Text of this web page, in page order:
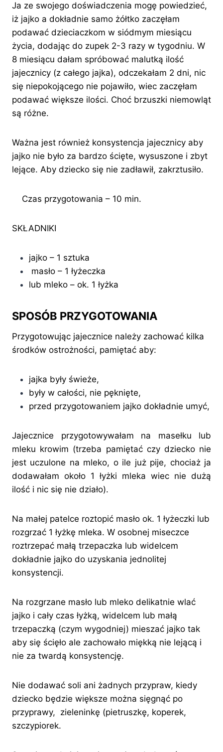
Ja ze swojego doświadczenia mogę powiedzieć,
iż jajko a dokładnie samo żółtko zaczęłam
podawać dzieciaczkom w siódmym miesiącu
życia, dodając do zupek 2-3 razy w tygodniu. W
8 miesiącu dałam spróbować malutką ilość
jajecznicy (z całego jajka), odczekałam 2 dni, nic
się niepokojącego nie pojawiło, wiec zaczęłam
podawać większe ilości. Choć brzuszki niemowląt
są różne.
Ważna jest również konsystencja jajecznicy aby
jajko nie było za bardzo ścięte, wysuszone i zbyt
lejące. Aby dziecko się nie zadławił, zakrztusiło.
Czas przygotowania – 10 min.
SKŁADNIKI
jajko – 1 sztuka
masło – 1 łyżeczka
lub mleko – ok. 1 łyżka
SPOSÓB PRZYGOTOWANIA
Przygotowując jajecznice należy zachować kilka
środków ostrożności, pamiętać aby:
jajka były świeże,
były w całości, nie pęknięte,
przed przygotowaniem jajko dokładnie umyć,
Jajecznice przygotowywałam na masełku lub
mleku krowim (trzeba pamiętać czy dziecko nie
jest uczulone na mleko, o ile już pije, chociaż ja
dodawałam około 1 łyżki mleka wiec nie dużą
ilość i nic się nie działo).
Na małej patelce roztopić masło ok. 1 łyżeczki lub
rozgrzać 1 łyżkę mleka. W osobnej miseczce
roztrzepać małą trzepaczka lub widelcem
dokładnie jajko do uzyskania jednolitej
konsystencji.
Na rozgrzane masło lub mleko delikatnie wlać
jajko i cały czas łyżką, widelcem lub małą
trzepaczką (czym wygodniej) mieszać jajko tak
aby się ścięło ale zachowało miękką nie lejącą i
nie za twardą konsystencję.
Nie dodawać soli ani żadnych przypraw, kiedy
dziecko będzie większe można sięgnąć po
przyprawy, zieleninkę (pietruszkę, koperek,
szczypiorek.